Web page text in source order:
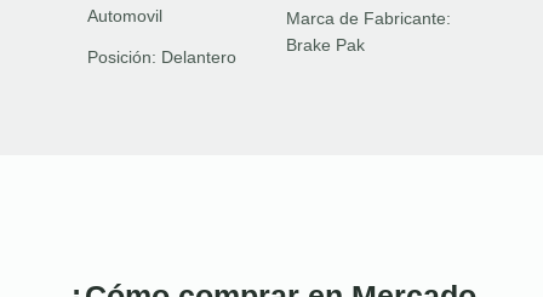
Automovil
Posición: Delantero
Marca de Fabricante:
Brake Pak